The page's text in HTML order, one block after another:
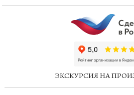
ЭКСКУРСИЯ НА